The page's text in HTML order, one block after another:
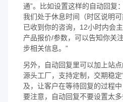
通”。比如设置这样的自动回复
我们处于休息时间（时区说明可
已收到你的咨询，12小时内会
产品报价/参数，可以告知你关
步相关信息。”
另外，自动回复里可以加上站
源头工厂，支持定制，交期稳
及，让客户在等待回复的过程
要注意，自动回复不要设置太